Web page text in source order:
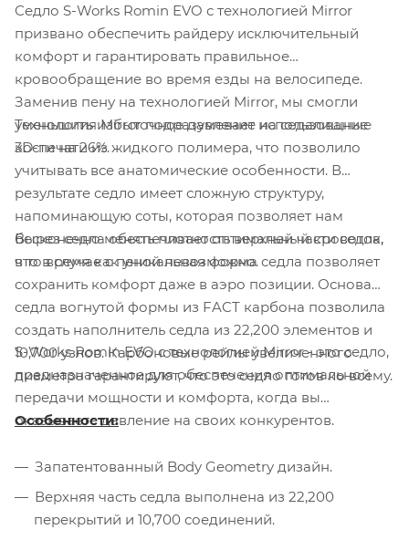
Седло S-Works Romin EVO с технологией Mirror
призвано обеспечить райдеру исключительный
комфорт и гарантировать правильное
кровообращение во время езды на велосипеде.
Заменив пену на технологией Mirror, мы смогли
уменьшить избыточное давление на седалищные
кости на 26%.
Технология Mirror подразумевает использование
3D-печати из жидкого полимера, что позволило
учитывать все анатомические особенности. В
результате седло имеет сложную структуру,
напоминающую соты, которая позволяет нам
бесконечно менять плотность верхней части седла,
что в случае с пеной невозможно.
Вырез седла обеспечивает оптимальный кровоток,
в то время как уникальная форма седла позволяет
сохранить комфорт даже в аэро позиции. Основа
седла вогнутой формы из FACT карбона позволила
создать наполнитель седла из 22,200 элементов и
10,700 узлов. Карбоновые рейлы увеличенного
диаметра гарантируют, что это седло готов ко всему.
S-Works Romin EVO с технологией Mirror - это седло,
предназначенное для обеспечения оптимальной
передачи мощности и комфорта, когда вы
оказываете давление на своих конкурентов.
Особенности:
Запатентованный Body Geometry дизайн.
Верхняя часть седла выполнена из 22,200
перекрытий и 10,700 соединений.